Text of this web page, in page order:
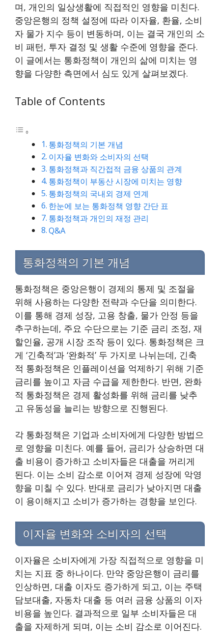
며, 개인의 일상생활에 직접적인 영향을 미친다.
중앙은행의 정책 설정에 따라 이자율, 환율, 소비
자 물가 지수 등이 변동하며, 이는 결국 개인의 소
비 패턴, 투자 결정 및 생활 수준에 영향을 준다.
이 글에서는 통화정책이 개인의 삶에 미치는 영
향을 다양한 측면에서 심도 있게 살펴보겠다.
Table of Contents
통화정책의 기본 개념
이자율 변화와 소비자의 선택
통화정책과 직간접적 금융 상품의 관계
통화정책이 부동산 시장에 미치는 영향
통화정책의 국내외 경제 연계
한눈에 보는 통화정책 영향 간단 표
통화정책과 개인의 재정 관리
Q&A
통화정책의 기본 개념
통화정책은 중앙은행이 경제의 통제 및 조절을
위해 사용하는 다양한 전략과 수단을 의미한다.
이를 통해 경제 성장, 고용 창출, 물가 안정 등을
추구하는데, 주요 수단으로는 기준 금리 조정, 재
할인율, 공개 시장 조작 등이 있다. 통화정책은 크
게 ‘긴축적’과 ‘완화적’ 두 가지로 나뉘는데, 긴축
적 통화정책은 인플레이션을 억제하기 위해 기준
금리를 높이고 자금 수급을 제한한다. 반면, 완화
적 통화정책은 경제 활성화를 위해 금리를 낮추
고 유동성을 늘리는 방향으로 진행된다.
각 통화정책은 기업과 소비자에게 다양한 방법으
로 영향을 미친다. 예를 들어, 금리가 상승하면 대
출 비용이 증가하고 소비자들은 대출을 꺼리게
된다. 이는 소비 감소로 이어져 경제 성장에 악영
향을 미칠 수 있다. 반대로 금리가 낮아지면 대출
이 용이해지고 소비가 증가하는 경향을 보인다.
이자율 변화와 소비자의 선택
이자율은 소비자에게 가장 직접적으로 영향을 미
치는 지표 중 하나이다. 만약 중앙은행이 금리를
인상하면, 대출 이자도 증가하게 되고, 이는 주택
담보대출, 자동차 대출 등 여러 금융 상품의 이자
비용을 높인다. 결과적으로 일부 소비자들은 대
출을 자제하게 되며, 이는 소비 감소로 이어진다.